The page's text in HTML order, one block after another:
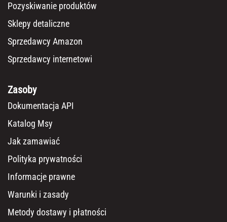
Pozyskiwanie produktów
Sklepy detaliczne
Sprzedawcy Amazon
Sprzedawcy internetowi
Zasoby
Dokumentacja API
Katalog Msy
Jak zamawiać
Polityka prywatności
Informacje prawne
Warunki i zasady
Metody dostawy i płatności